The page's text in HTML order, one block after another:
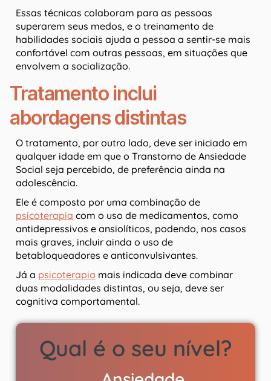
Essas técnicas colaboram para as pessoas
superarem seus medos, e o treinamento de
habilidades sociais ajuda a pessoa a sentir-se mais
confortável com outras pessoas, em situações que
envolvem a socialização.
Tratamento inclui
abordagens distintas
O tratamento, por outro lado, deve ser iniciado em
qualquer idade em que o Transtorno de Ansiedade
Social seja percebido, de preferência ainda na
adolescência.
Ele é composto por uma combinação de
psicoterapia com o uso de medicamentos, como
antidepressivos e ansiolíticos, podendo, nos casos
mais graves, incluir ainda o uso de
betabloqueadores e anticonvulsivantes.
Já a psicoterapia mais indicada deve combinar
duas modalidades distintas, ou seja, deve ser
cognitiva comportamental.
Qual é o seu nível?